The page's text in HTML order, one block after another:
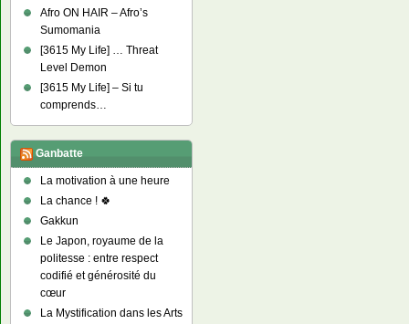
Afro ON HAIR – Afro’s
Sumomania
[3615 My Life] … Threat
Level Demon
[3615 My Life] – Si tu
comprends…
Ganbatte
La motivation à une heure
La chance ! 🍀
Gakkun
Le Japon, royaume de la
politesse : entre respect
codifié et générosité du
cœur
La Mystification dans les Arts